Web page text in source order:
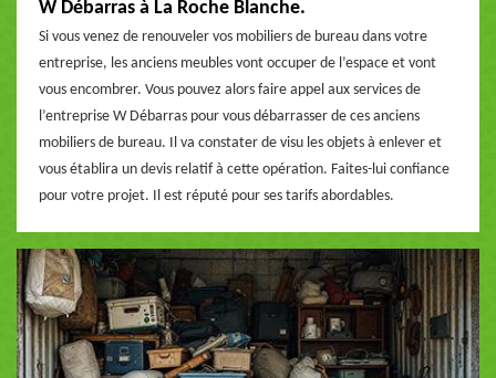
W Débarras à La Roche Blanche.
Si vous venez de renouveler vos mobiliers de bureau dans votre
entreprise, les anciens meubles vont occuper de l’espace et vont
vous encombrer. Vous pouvez alors faire appel aux services de
l’entreprise W Débarras pour vous débarrasser de ces anciens
mobiliers de bureau. Il va constater de visu les objets à enlever et
vous établira un devis relatif à cette opération. Faites-lui confiance
pour votre projet. Il est réputé pour ses tarifs abordables.